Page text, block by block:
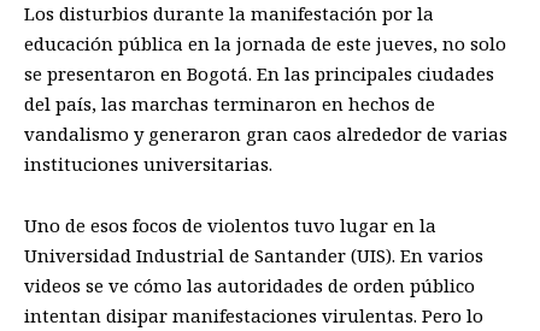
Los disturbios durante la manifestación por la
educación pública en la jornada de este jueves, no solo
se presentaron en Bogotá. En las principales ciudades
del país, las marchas terminaron en hechos de
vandalismo y generaron gran caos alrededor de varias
instituciones universitarias.
Uno de esos focos de violentos tuvo lugar en la
Universidad Industrial de Santander (UIS). En varios
videos se ve cómo las autoridades de orden público
intentan disipar manifestaciones virulentas. Pero lo